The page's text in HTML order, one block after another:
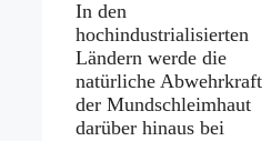
In den
hochindustrialisierten
Ländern werde die
natürliche Abwehrkraft
der Mundschleimhaut
darüber hinaus bei